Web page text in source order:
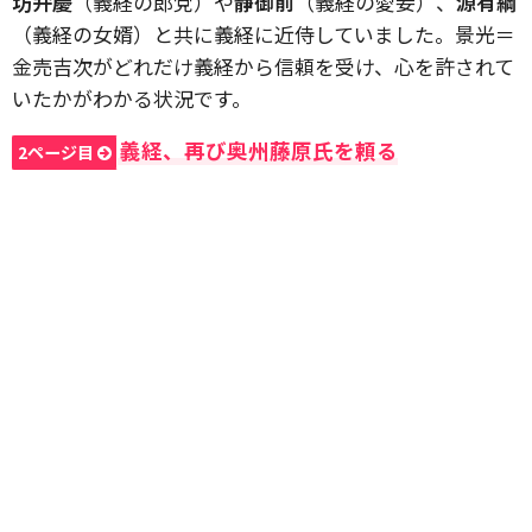
（義経の女婿）と共に義経に近侍していました。景光＝
金売吉次がどれだけ義経から信頼を受け、心を許されて
いたかがわかる状況です。
2ページ目 義経、再び奥州藤原氏を頼る